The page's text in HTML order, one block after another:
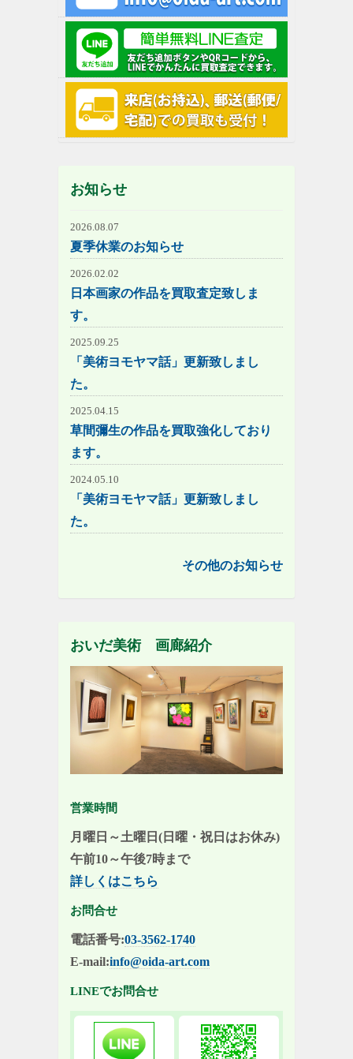
お知らせ
2026.08.07
夏季休業のお知らせ
2026.02.02
日本画家の作品を買取査定致しま
す。
2025.09.25
「美術ヨモヤマ話」更新致しまし
た。
2025.04.15
草間彌生の作品を買取強化しており
ます。
2024.05.10
「美術ヨモヤマ話」更新致しまし
た。
その他のお知らせ
おいだ美術 画廊紹介
営業時間
月曜日～土曜日(日曜・祝日はお休み)
午前10～午後7時まで
詳しくはこちら
お問合せ
電話番号:03-3562-1740
E-mail:info@oida-art.com
LINEでお問合せ